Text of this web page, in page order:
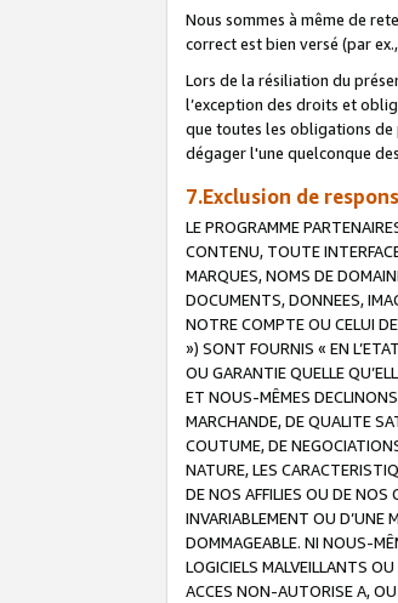
Nous sommes à même de
correct est bien versé (par
Lors de la résiliation du
l’exception des droits et
que toutes les obligations de
dégager l'une quelconque
7.Exclusion de
LE PROGRAMME
CONTENU, TOUTE
MARQUES, NOMS DE
DOCUMENTS, DONNEES,
NOTRE COMPTE OU CELUI
») SONT FOURNIS « EN
OU GARANTIE QUELLE
ET NOUS-MÊMES
MARCHANDE, DE QUALITE
COUTUME, DE
NATURE, LES
DE NOS AFFILIES OU DE NOS
INVARIABLEMENT OU D’UNE
DOMMAGEABLE. NI NOUS-
LOGICIELS MALVEILLANTS
ACCES NON-AUTORISE A,